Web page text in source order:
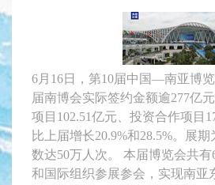
6月16日，第10届中国—南亚博
届南博会实际签约金额逾277亿
项目102.51亿元、投资合作项目
比上届增长20.9%和28.5%。展
数达50万人次。 本届博览会共
和国际组织参展参会，实现南亚